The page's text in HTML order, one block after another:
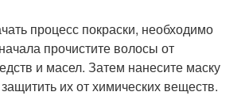
блонд Окрашивание из блонда
процесс покраски, необходимо
прочистите волосы от
и масел. Затем нанесите маску
их от химических веществ.